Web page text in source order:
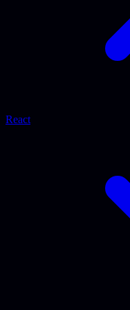
React